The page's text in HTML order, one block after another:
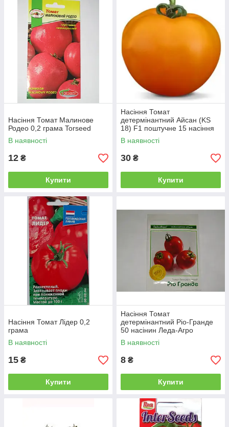
Насіння Томат Малинове
Родео 0,2 грама Torseed
В наявності
12 ₴
Купити
Насіння Томат
детермінантний Айсан (KS
18) F1 поштучне 15 насіння
Kitano Seeds
В наявності
30 ₴
Купити
Насіння Томат Лідер 0,2
грама
В наявності
15 ₴
Купити
Насіння Томат
детермінантний Ріо-Гранде
50 насінин Леда-Агро
В наявності
8 ₴
Купити